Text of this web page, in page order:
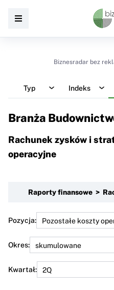
Biznesradar bez
Typ Indeks
Branża
Rachunek zysków i
operacyjne
Raporty finansowe >
Pozycja:
Okres:
Kwartał: